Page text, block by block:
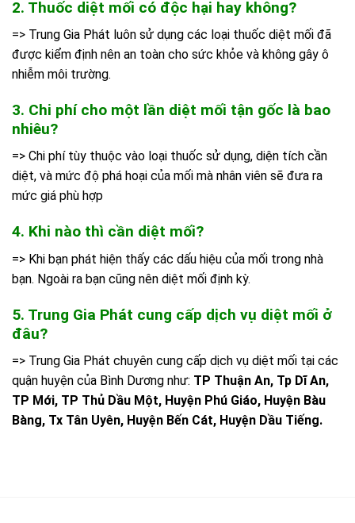
2. Thuốc diệt mối có độc hại hay không?
=> Trung Gia Phát luôn sử dụng các loại thuốc diệt mối đã
được kiểm định nên an toàn cho sức khỏe và không gây ô
nhiễm môi trường.
3. Chi phí cho một lần diệt mối tận gốc là bao
nhiêu?
=> Chi phí tùy thuộc vào loại thuốc sử dụng, diện tích cần
diệt, và mức độ phá hoại của mối mà nhân viên sẽ đưa ra
mức giá phù hợp
4. Khi nào thì cần diệt mối?
=> Khi bạn phát hiện thấy các dấu hiệu của mối trong nhà
bạn. Ngoài ra bạn cũng nên diệt mối định kỳ.
5. Trung Gia Phát cung cấp dịch vụ diệt mối ở
đâu?
=> Trung Gia Phát chuyên cung cấp dịch vụ diệt mối tại các
quận huyện của Bình Dương như: TP Thuận An, Tp Dĩ An,
TP Mới, TP Thủ Dầu Một, Huyện Phú Giáo, Huyện Bàu
Bàng, Tx Tân Uyên, Huyện Bến Cát, Huyện Dầu Tiếng.